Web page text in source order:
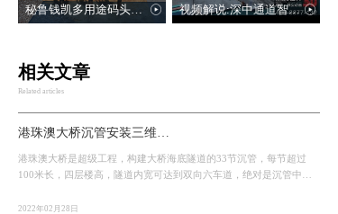
秘鲁钱凯多用途码头项目投标动画 视频解说:深中通道智能设备动画-智能台车,智能浇注
相关文章
Related articles
港珠澳大桥是超级工程，构建大桥海底隧道的33节沉管，每节超过
100米长，四层楼高，隧道内宽可达到双向六车道，绝对是沉管中的
最长的公路沉管隧道
2022年02月28日